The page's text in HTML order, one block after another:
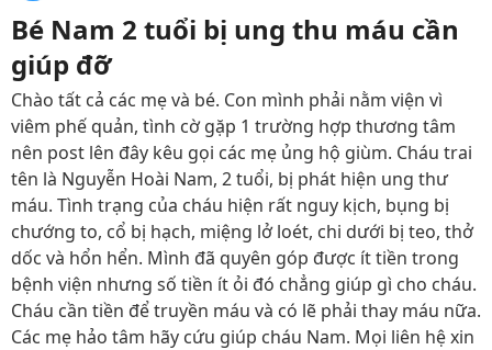
Bé Nam 2 tuổi bị ung thu máu cần
giúp đỡ
Chào tất cả các mẹ và bé. Con mình phải nằm viện vì
viêm phế quản, tình cờ gặp 1 trường hợp thương tâm
nên post lên đây kêu gọi các mẹ ủng hộ giùm. Cháu trai
tên là Nguyễn Hoài Nam, 2 tuổi, bị phát hiện ung thư
máu. Tình trạng của cháu hiện rất nguy kịch, bụng bị
chướng to, cổ bị hạch, miệng lở loét, chi dưới bị teo, thở
dốc và hổn hển. Mình đã quyên góp được ít tiền trong
bệnh viện nhưng số tiền ít ỏi đó chẳng giúp gì cho cháu.
Cháu cần tiền để truyền máu và có lẽ phải thay máu nữa.
Các mẹ hảo tâm hãy cứu giúp cháu Nam. Mọi liên hệ xin